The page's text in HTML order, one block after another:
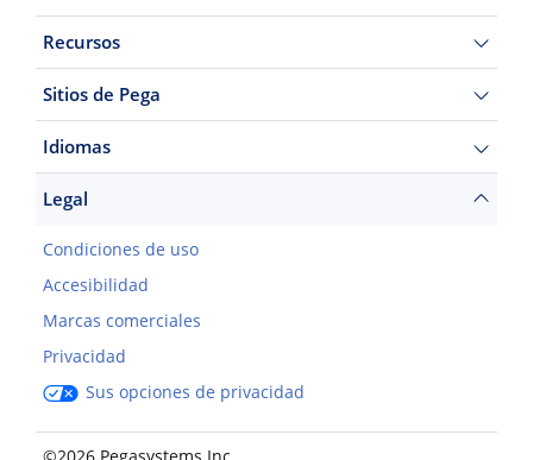
Recursos
Sitios de Pega
Idiomas
Legal
Condiciones de uso
Accesibilidad
Marcas comerciales
Privacidad
Sus opciones de privacidad